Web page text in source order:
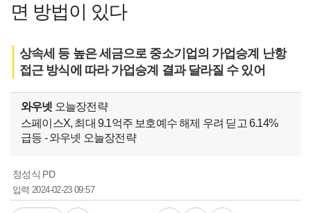
면 방법이 있다
상속세 등 높은 세금으로 중소기업의 가업승계 난항
접근 방식에 따라 가업승계 결과 달라질 수 있어
와우넷 오늘장전략
스페이스X, 최대 9.1억주 보호예수 해제 우려 딛고 6.14%
급등 - 와우넷 오늘장전략
정성식 PD
입력2024-02-23 09:57